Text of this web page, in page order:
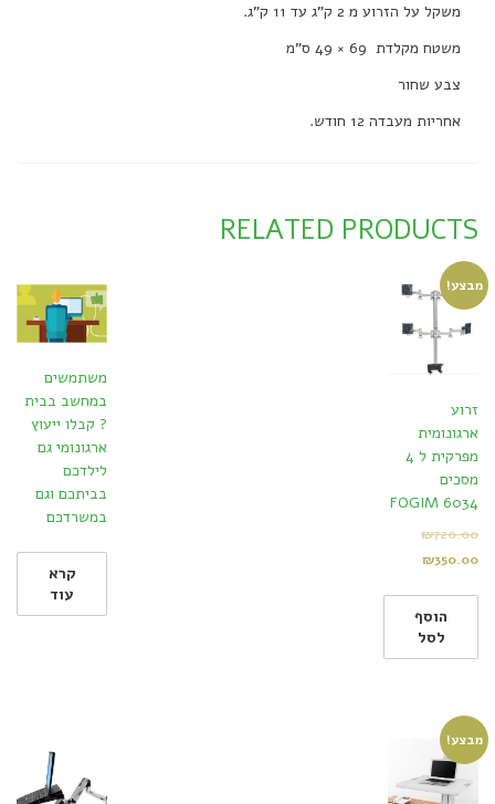
משקל על הזרוע מ 2 ק"ג עד 11 ק"ג.
משטח מקלדת 69 × 49 ס”מ
צבע שחור
אחריות מעבדה 12 חודש.
RELATED PRODUCTS
מבצע!
זרוע
ארגונומית
מפרקית ל 4
מסכים
FOGIM 6034
₪720.00
₪350.00
הוסף
לסל
משתמשים
במחשב בבית
? קבלו ייעוץ
ארגונומי גם
לילדכם
בביתכם וגם
במשרדכם
קרא
עוד
מבצע!